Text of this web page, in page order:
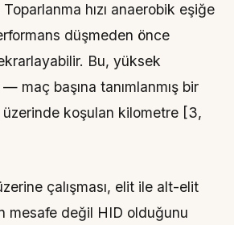
hızı anaerobik eşiğe
düşmeden önce
Bu, yüksek
maç başına tanımlanmış bir
koşulan kilometre [3,
çalışması, elit ile alt-elit
mesafe değil HID olduğunu